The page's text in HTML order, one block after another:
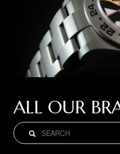
ALL OUR